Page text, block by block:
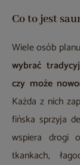
Co to jest
Wiele osób
wybrać
czy może
Każda z nich
fińska sprzyja
wspiera drogi
tkankach,